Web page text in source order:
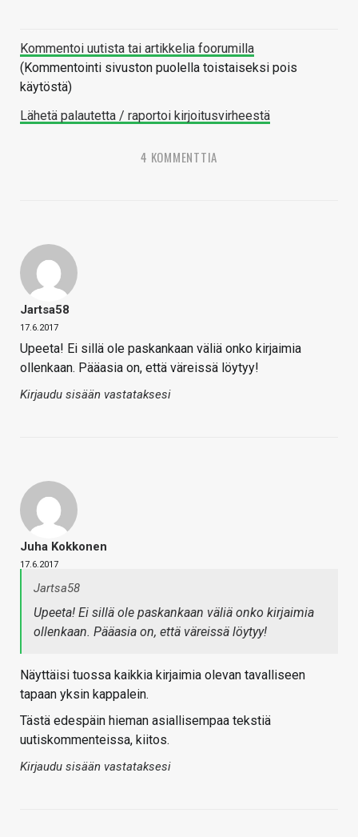
Kommentoi uutista tai artikkelia foorumilla
(Kommentointi sivuston puolella toistaiseksi pois
käytöstä)
Lähetä palautetta / raportoi kirjoitusvirheestä
4 KOMMENTTIA
Jartsa58
17.6.2017
Upeeta! Ei sillä ole paskankaan väliä onko kirjaimia
ollenkaan. Pääasia on, että väreissä löytyy!
Kirjaudu sisään vastataksesi
Juha Kokkonen
17.6.2017
Jartsa58
Upeeta! Ei sillä ole paskankaan väliä onko kirjaimia
ollenkaan. Pääasia on, että väreissä löytyy!
Näyttäisi tuossa kaikkia kirjaimia olevan tavalliseen
tapaan yksin kappalein.
Tästä edespäin hieman asiallisempaa tekstiä
uutiskommenteissa, kiitos.
Kirjaudu sisään vastataksesi